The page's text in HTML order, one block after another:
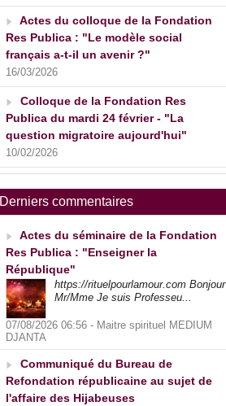
Actes du colloque de la Fondation
Res Publica : "Le modèle social
français a-t-il un avenir ?"
16/03/2026
Colloque de la Fondation Res
Publica du mardi 24 février - "La
question migratoire aujourd'hui"
10/02/2026
Derniers commentaires
Actes du séminaire de la Fondation
Res Publica : "Enseigner la
République"
https://rituelpourlamour.com Bonjour
Mr/Mme Je suis Professeu...
07/08/2026 06:56 - Maitre spirituel MEDIUM
DJANTA
Communiqué du Bureau de
Refondation républicaine au sujet de
l'affaire des Hijabeuses